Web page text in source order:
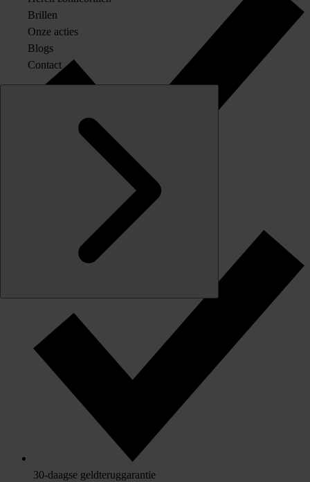
Originele merkglazen op sterkte
30-daagse geldteruggarantie
Brillen
Onze acties
Blogs
Contact